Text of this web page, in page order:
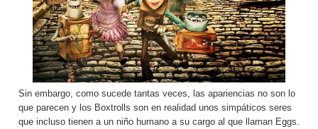
Sin embargo, como sucede tantas veces, las apariencias no son lo
que parecen y los Boxtrolls son en realidad unos simpáticos seres
que incluso tienen a un niño humano a su cargo al que llaman Eggs.